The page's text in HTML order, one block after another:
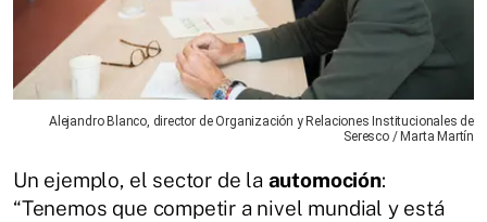
Alejandro Blanco, director de Organización y Relaciones Institucionales de
Seresco / Marta Martín
Un ejemplo, el sector de la automoción:
“Tenemos que competir a nivel mundial y está